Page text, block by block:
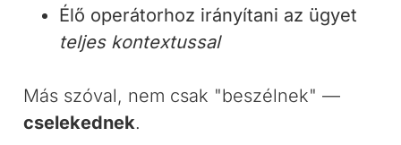
Élő operátorhoz irányítani az ügyet
teljes kontextussal
Más szóval, nem csak "beszélnek" —
cselekednek.